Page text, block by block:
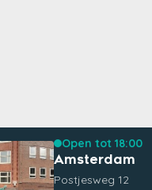
Open tot 18:00
Amsterdam
Postjesweg 12